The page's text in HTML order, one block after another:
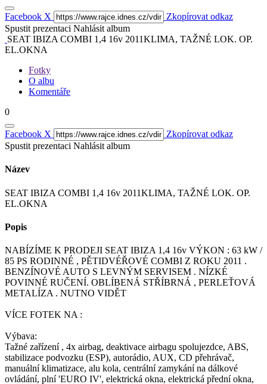
Facebook X
Zkopírovat odkaz
Spustit prezentaci Nahlásit album
SEAT IBIZA COMBI 1,4 16v 2011KLIMA, TAŽNÉ LOK. OP.
EL.OKNA
Fotky
O albu
Komentáře
0
Facebook X
Zkopírovat odkaz
Spustit prezentaci Nahlásit album
Název
SEAT IBIZA COMBI 1,4 16v 2011KLIMA, TAŽNÉ LOK. OP.
EL.OKNA
Popis
NABÍZÍME K PRODEJI SEAT IBIZA 1,4 16v VÝKON : 63 kW /
85 PS RODINNÉ , PĚTIDVÉŘOVÉ COMBI Z ROKU 2011 .
BENZÍNOVÉ AUTO S LEVNÝM SERVISEM . NÍZKÉ
POVINNÉ RUČENÍ. OBLÍBENÁ STŘÍBRNÁ , PERLEŤOVÁ
METALÍZA . NUTNO VIDĚT
VÍCE FOTEK NA :
Výbava:
Tažné zařízení , 4x airbag, deaktivace airbagu spolujezdce, ABS,
stabilizace podvozku (ESP), autorádio, AUX, CD přehrávač,
manuální klimatizace, alu kola, centrální zamykání na dálkové
ovládání, plní 'EURO IV', elektrická okna, elektrická přední okna,